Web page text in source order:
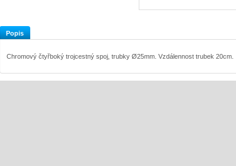
Popis
Chromový čtyřboký trojcestný spoj, trubky Ø25mm. Vzdálennost trubek 20cm.